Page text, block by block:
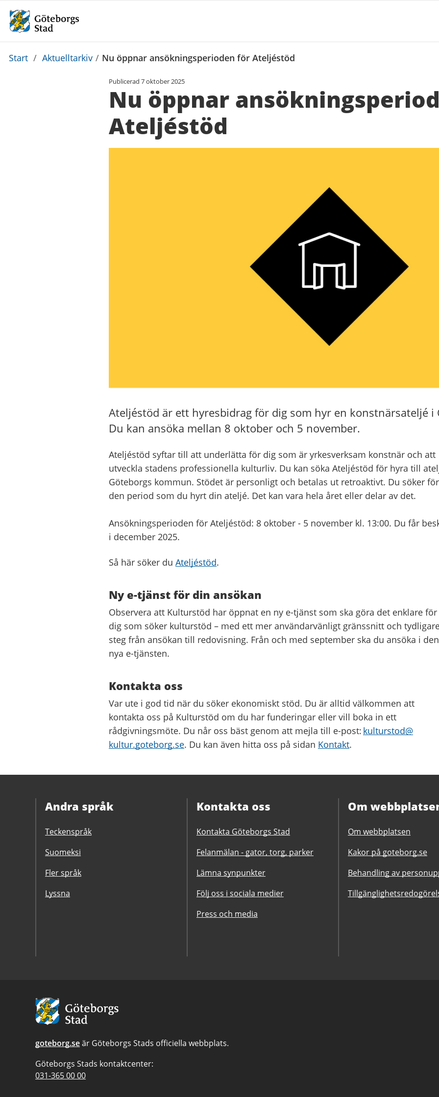
Du
Start / Aktuelltarkiv / Nu öppnar ansökningsperioden för Ateljéstöd
Publicerad 7 oktober 2025
Nu öppnar
Ateljéstöd
Ateljéstöd är ett hyresbidrag för dig som hyr en konstnärsateljé i
Du kan ansöka mellan 8 oktober och 5 november.
Ateljéstöd syftar till att underlätta för dig som är yrkesverksam konstnär och att
utveckla stadens professionella kulturliv. Du kan söka Ateljéstöd för hyra till
Göteborgs kommun. Stödet är personligt och betalas ut retroaktivt. Du söker för
den period som du hyrt din ateljé. Det kan vara hela året eller delar av det.
Ansökningsperioden för Ateljéstöd: 8 oktober - 5 november kl. 13:00. Du får
i december 2025.
Så här söker du Ateljéstöd.
Ny e-tjänst för din ansökan
Observera att Kulturstöd har öppnat en ny e-tjänst som ska göra det enklare för
dig som söker kulturstöd – med ett mer användarvänligt gränssnitt och
steg från ansökan till redovisning. Från och med september ska du ansöka i den
nya e-tjänsten.
Kontakta oss
Var ute i god tid när du söker ekonomiskt stöd. Du är alltid välkommen att
kontakta oss på Kulturstöd om du har funderingar eller vill boka in ett
rådgivningsmöte. Du når oss bäst genom att mejla till e-post: kulturstod@
kultur.goteborg.se. Du kan även hitta oss på sidan Kontakt.
Andra språk
Teckenspråk
Suomeksi
Fler språk
Lyssna
Kontakta oss
Kontakta Göteborgs Stad
Felanmälan - gator, torg, parker
Lämna synpunkter
Följ oss i sociala medier
Press och media
Om
Om webbplatsen
Kakor på goteborg.se
Behandling av
Avsändare:
Göteborgs
Stad
goteborg.seär Göteborgs Stads officiella webbplats.
Göteborgs Stads kontaktcenter:
Telefonnummer
031-365 00 00